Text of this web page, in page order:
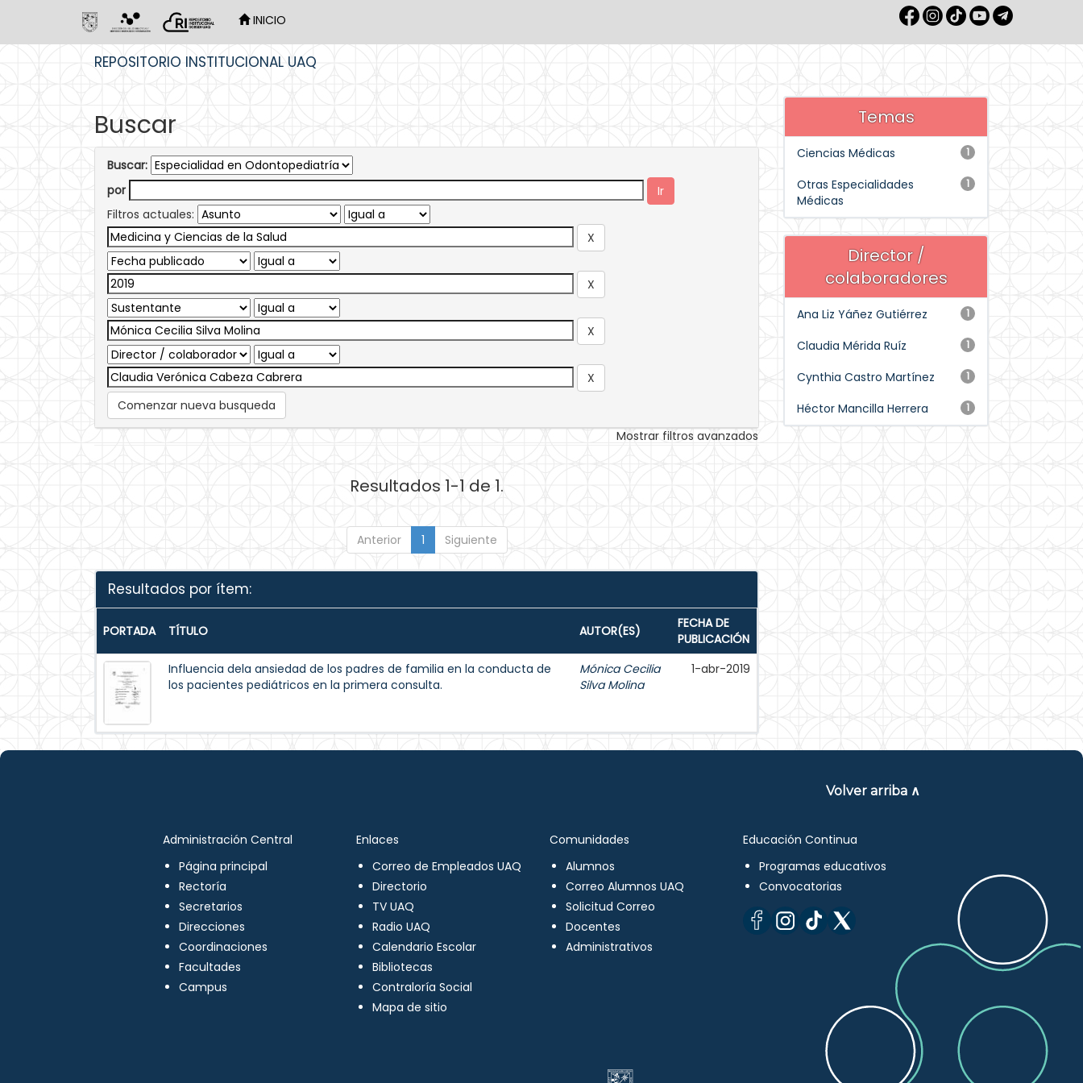
INICIO
REPOSITORIO INSTITUCIONAL UAQ
Buscar
Buscar:
por
Filtros actuales:
Comenzar nueva busqueda
Mostrar filtros avanzados
Resultados 1-1 de 1.
Anterior 1 Siguiente
Resultados por ítem:
PORTADA TÍTULO AUTOR(ES)
FECHA DE
PUBLICACIÓN
Influencia dela ansiedad de los padres de familia en la conducta de
los pacientes pediátricos en la primera consulta.
Mónica Cecilia
Silva Molina
1-abr-2019
Temas
1
Ciencias Médicas
1
Otras Especialidades
Médicas
Director /
colaboradores
1
Ana Liz Yáñez Gutiérrez
1
Claudia Mérida Ruíz
1
Cynthia Castro Martínez
1
Héctor Mancilla Herrera
Volver arriba ∧
Administración Central
Página principal
Rectoría
Secretarios
Direcciones
Coordinaciones
Facultades
Campus
Enlaces
Correo de Empleados UAQ
Directorio
TV UAQ
Radio UAQ
Calendario Escolar
Bibliotecas
Contraloría Social
Mapa de sitio
Comunidades
Alumnos
Correo Alumnos UAQ
Solicitud Correo
Docentes
Administrativos
Educación Continua
Programas educativos
Convocatorias